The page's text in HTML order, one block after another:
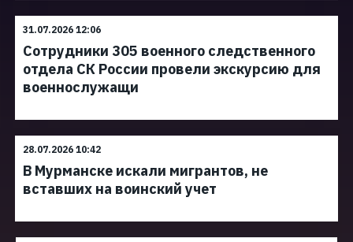
31.07.2026 12:06
Сотрудники 305 военного следственного
отдела СК России провели экскурсию для
военнослужащи
28.07.2026 10:42
В Мурманске искали мигрантов, не
вставших на воинский учет